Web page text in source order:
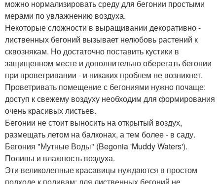
можно нормализировать среду для бегонии простыми
мерами по увлажнению воздуха.
Некоторые сложности в выращивании декоративно -
лиственных бегоний вызывает нелюбовь растений к
сквознякам. Но достаточно поставить кустики в
защищенном месте и дополнительно оберегать бегонии
при проветривании - и никаких проблем не возникнет.
Проветривать помещение с бегониями нужно почаще:
доступ к свежему воздуху необходим для формирования
очень красивых листьев.
Бегонии не стоит выносить на открытый воздух,
размещать летом на балконах, а тем более - в саду.
Бегония "Мутные Воды" (Begonia 'Muddy Waters').
Поливы и влажность воздуха.
Эти великолепные красавицы нуждаются в простом